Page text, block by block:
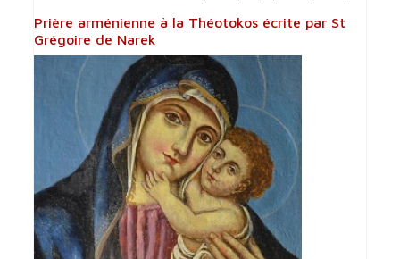
Prière arménienne à la Théotokos écrite par St
Grégoire de Narek